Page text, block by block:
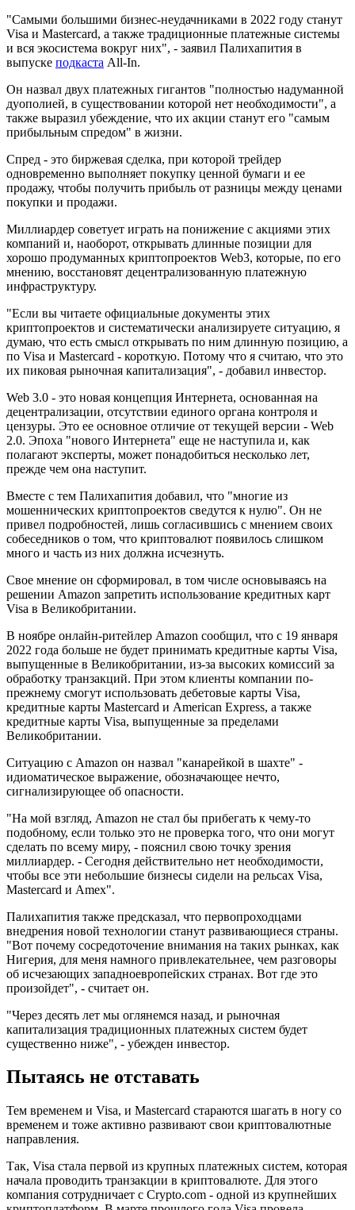
"Самыми большими бизнес-неудачниками в 2022 году станут
Visa и Mastercard, а также традиционные платежные системы
и вся экосистема вокруг них", - заявил Палихапития в
выпуске подкаста All-In.
Он назвал двух платежных гигантов "полностью надуманной
дуополией, в существовании которой нет необходимости", а
также выразил убеждение, что их акции станут его "самым
прибыльным спредом" в жизни.
Спред - это биржевая сделка, при которой трейдер
одновременно выполняет покупку ценной бумаги и ее
продажу, чтобы получить прибыль от разницы между ценами
покупки и продажи.
Миллиардер советует играть на понижение с акциями этих
компаний и, наоборот, открывать длинные позиции для
хорошо продуманных криптопроектов Web3, которые, по его
мнению, восстановят децентрализованную платежную
инфраструктуру.
"Если вы читаете официальные документы этих
криптопроектов и систематически анализируете ситуацию, я
думаю, что есть смысл открывать по ним длинную позицию, а
по Visa и Mastercard - короткую. Потому что я считаю, что это
их пиковая рыночная капитализация", - добавил инвестор.
Web 3.0 - это новая концепция Интернета, основанная на
децентрализации, отсутствии единого органа контроля и
цензуры. Это ее основное отличие от текущей версии - Web
2.0. Эпоха "нового Интернета" еще не наступила и, как
полагают эксперты, может понадобиться несколько лет,
прежде чем она наступит.
Вместе с тем Палихапития добавил, что "многие из
мошеннических криптопроектов сведутся к нулю". Он не
привел подробностей, лишь согласившись с мнением своих
собеседников о том, что криптовалют появилось слишком
много и часть из них должна исчезнуть.
Свое мнение он сформировал, в том числе основываясь на
решении Amazon запретить использование кредитных карт
Visa в Великобритании.
В ноябре онлайн-ритейлер Amazon сообщил, что с 19 января
2022 года больше не будет принимать кредитные карты Visa,
выпущенные в Великобритании, из-за высоких комиссий за
обработку транзакций. При этом клиенты компании по-
прежнему смогут использовать дебетовые карты Visa,
кредитные карты Mastercard и American Express, а также
кредитные карты Visa, выпущенные за пределами
Великобритании.
Ситуацию с Amazon он назвал "канарейкой в шахте" -
идиоматическое выражение, обозначающее нечто,
сигнализирующее об опасности.
"На мой взгляд, Amazon не стал бы прибегать к чему-то
подобному, если только это не проверка того, что они могут
сделать по всему миру, - пояснил свою точку зрения
миллиардер. - Сегодня действительно нет необходимости,
чтобы все эти небольшие бизнесы сидели на рельсах Visa,
Mastercard и Amex".
Палихапития также предсказал, что первопроходцами
внедрения новой технологии станут развивающиеся страны.
"Вот почему сосредоточение внимания на таких рынках, как
Нигерия, для меня намного привлекательнее, чем разговоры
об исчезающих западноевропейских странах. Вот где это
произойдет", - считает он.
"Через десять лет мы оглянемся назад, и рыночная
капитализация традиционных платежных систем будет
существенно ниже", - убежден инвестор.
Пытаясь не отставать
Тем временем и Visa, и Mastercard стараются шагать в ногу со
временем и тоже активно развивают свои криптовалютные
направления.
Так, Visa стала первой из крупных платежных систем, которая
начала проводить транзакции в криптовалюте. Для этого
компания сотрудничает с Crypto.com - одной из крупнейших